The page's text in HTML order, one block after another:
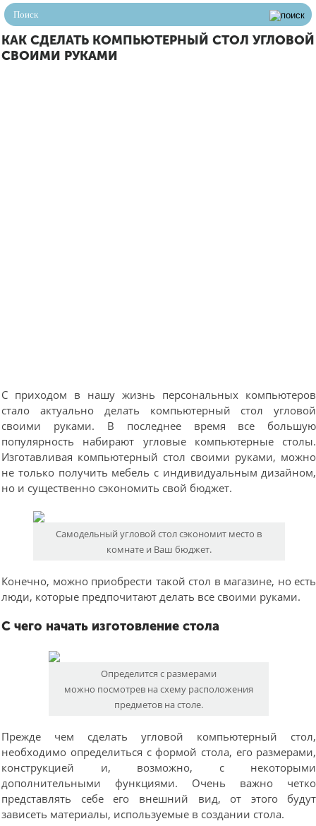
КАК СДЕЛАТЬ КОМПЬЮТЕРНЫЙ СТОЛ УГЛОВОЙ
СВОИМИ РУКАМИ
С приходом в нашу жизнь персональных компьютеров
стало актуально делать компьютерный стол угловой
своими руками. В последнее время все большую
популярность набирают угловые компьютерные столы.
Изготавливая компьютерный стол своими руками, можно
не только получить мебель с индивидуальным дизайном,
но и существенно сэкономить свой бюджет.
Самодельный угловой стол сэкономит место в
комнате и Ваш бюджет.
Конечно, можно приобрести такой стол в магазине, но есть
люди, которые предпочитают делать все своими руками.
С чего начать изготовление стола
Определится с размерами
можно посмотрев на схему расположения
предметов на столе.
Прежде чем сделать угловой компьютерный стол,
необходимо определиться с формой стола, его размерами,
конструкцией и, возможно, с некоторыми
дополнительными функциями. Очень важно четко
представлять себе его внешний вид, от этого будут
зависеть материалы, используемые в создании стола.